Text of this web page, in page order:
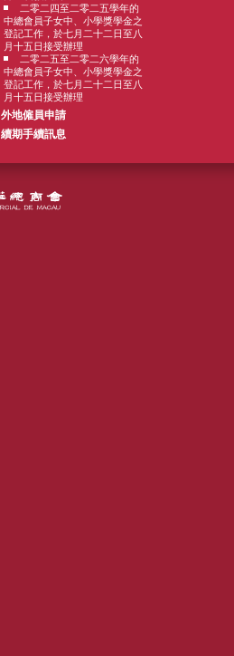
二零二四至二零二五學年的
中總會員子女中、小學獎學金之
登記工作，於七月二十二日至八
月十五日接受辦理
二零二五至二零二六學年的
中總會員子女中、小學獎學金之
登記工作，於七月二十二日至八
月十五日接受辦理
外地僱員申請
續期手續訊息